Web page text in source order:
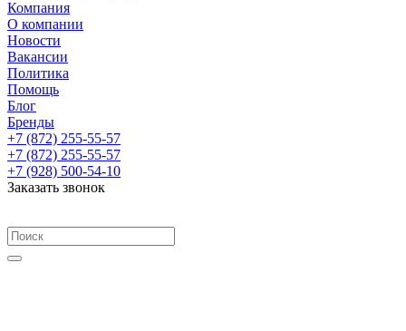
Компания
О компании
Новости
Вакансии
Политика
Помощь
Блог
Бренды
+7 (872) 255-55-57
+7 (872) 255-55-57
+7 (928) 500-54-10
Заказать звонок